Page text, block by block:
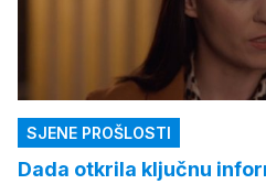
SJENE PROŠLOSTI
Dada otkrila ključnu